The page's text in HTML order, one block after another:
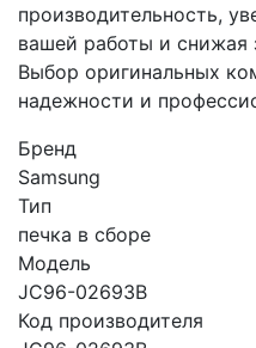
производительность,
вашей работы и снижая
Выбор оригинальных
надежности и
Бренд
Samsung
Тип
печка в сборе
Модель
JC96-02693B
Код производителя